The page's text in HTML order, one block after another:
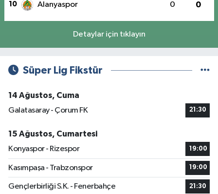
10 Alanyaspor 0 0
Detaylar için tıklayın
Süper Lig Fikstür
14 Ağustos, Cuma
Galatasaray - Çorum FK
21:30
15 Ağustos, Cumartesi
Konyaspor - Rizespor
19:00
Kasımpaşa - Trabzonspor 19:00
Gençlerbirliği S.K. - Fenerbahçe 21:30